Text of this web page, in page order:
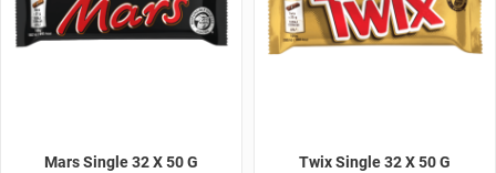
Mars Single 32 X 50 G Twix Single 32 X 50 G